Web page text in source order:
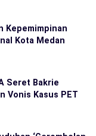
Kepemimpinan
Kota Medan
Seret Bakrie
Vonis Kasus PET